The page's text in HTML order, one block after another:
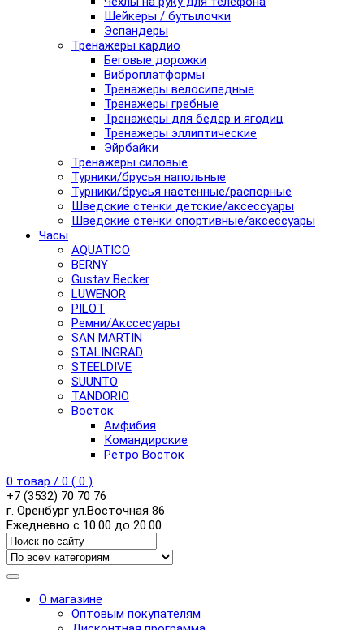
Шейкеры / бутылочки
Эспандеры
Тренажеры кардио
Беговые дорожки
Виброплатформы
Тренажеры велосипедные
Тренажеры гребные
Тренажеры для бедер и ягодиц
Тренажеры эллиптические
Эйрбайки
Тренажеры силовые
Турники/брусья напольные
Турники/брусья настенные/распорные
Шведские стенки детские/аксессуары
Шведские стенки спортивные/аксессуары
Часы
AQUATICO
BERNY
Gustav Becker
LUWENOR
PILOT
Pемни/Акссесуары
SAN MARTIN
STALINGRAD
STEELDIVE
SUUNTO
TANDORIO
Восток
Амфибия
Командирские
Ретро Восток
0 товар / 0 ( 0 )
+7 (3532) 70 70 76
г. Оренбург ул.Восточная 86
Ежедневно с 10.00 до 20.00
О магазине
Оптовым покупателям